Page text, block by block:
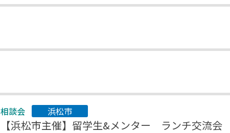
相談会 浜松市
【浜松市主催】留学生&メンター ランチ交流会